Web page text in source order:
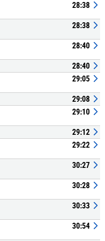
28:38
28:38
28:40
28:40
29:05
29:08
29:10
29:12
29:22
30:27
30:28
30:33
30:54